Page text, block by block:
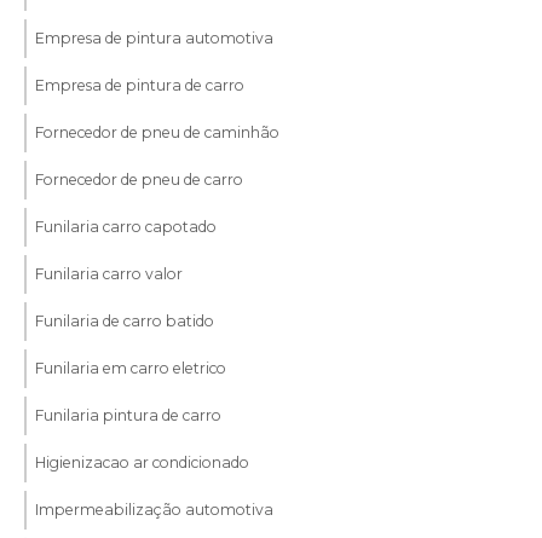
Empresa de pintura automotiva
Empresa de pintura de carro
Fornecedor de pneu de caminhão
Fornecedor de pneu de carro
Funilaria carro capotado
Funilaria carro valor
Funilaria de carro batido
Funilaria em carro eletrico
Funilaria pintura de carro
Higienizacao ar condicionado
Impermeabilização automotiva